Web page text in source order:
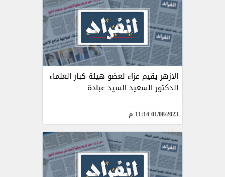
الازهر يقيم عزاء لعضو هيئة كبار العلماء
الدكتور السعيد السيد عبادة
01/08/2023 11:14 م